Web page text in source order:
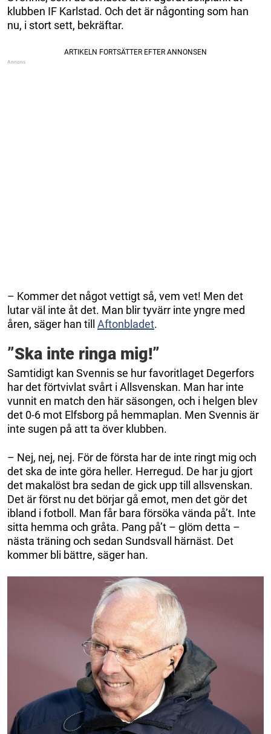
klubben IF Karlstad. Och det är någonting som han
nu, i stort sett, bekräftar.
– Kommer det något vettigt så, vem vet! Men det
lutar väl inte åt det. Man blir tyvärr inte yngre med
åren, säger han till Aftonbladet.
”Ska inte ringa mig!”
Samtidigt kan Svennis se hur favoritlaget Degerfors
har det förtvivlat svårt i Allsvenskan. Man har inte
vunnit en match den här säsongen, och i helgen blev
det 0-6 mot Elfsborg på hemmaplan. Men Svennis är
inte sugen på att ta över klubben.
– Nej, nej, nej. För de första har de inte ringt mig och
det ska de inte göra heller. Herregud. De har ju gjort
det makalöst bra sedan de gick upp till allsvenskan.
Det är först nu det börjar gå emot, men det gör det
ibland i fotboll. Man får bara försöka vända på’t. Inte
sitta hemma och gråta. Pang på’t – glöm detta –
nästa träning och sedan Sundsvall härnäst. Det
kommer bli bättre, säger han.